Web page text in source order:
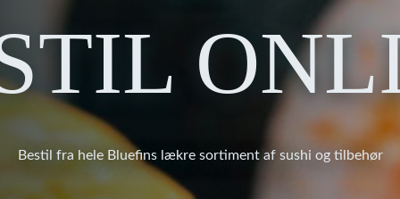
Bestil fra hele Bluefins lækre sortiment af sushi og tilbehør